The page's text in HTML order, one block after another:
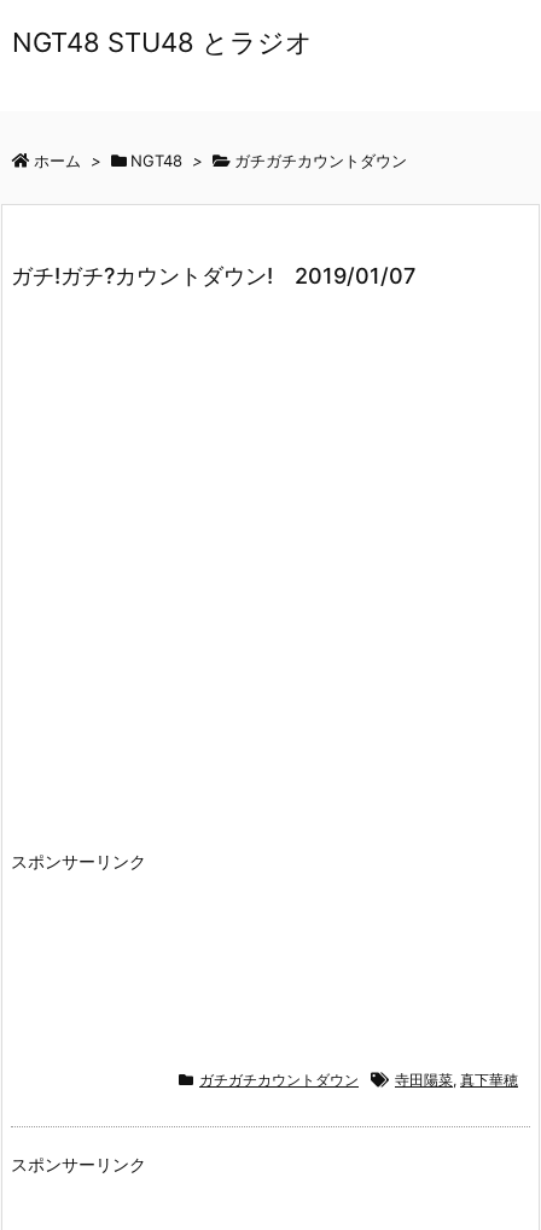
NGT48 STU48 とラジオ
ホーム > NGT48 > ガチガチカウントダウン
ガチ!ガチ?カウントダウン! 2019/01/07
スポンサーリンク
ガチガチカウントダウン 寺田陽菜, 真下華穂
スポンサーリンク